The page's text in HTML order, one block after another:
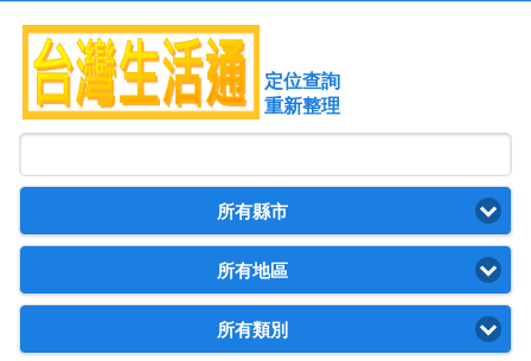
定位查詢
重新整理
所有縣市
所有地區
所有類別